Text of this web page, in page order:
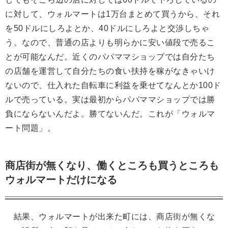
に対して、ウォルマートは1万台まとめて買うから、それ
を50ドルにしろよとか、40ドルにしろよと交渉しちゃ
う。なので、普通の店よりも明らかに安い値段で売るこ
とが可能なんだ。近くのパパママショップでは自分たち
の店舗を運営して自分たちの食い扶持を稼がなきゃいけ
ないので、仕入れた自転車に利益を乗せてなんとか100ド
ルで売っている。実は最初からパパママショップでは勝
負にならないんだよ。勝てないんだ。これが「ウォルマ
ート問題」。
商店街が無くなり、働くところも買うところも
ウォルマートだけになる
結果、ウォルマートが出来た町には、商店街が無くな